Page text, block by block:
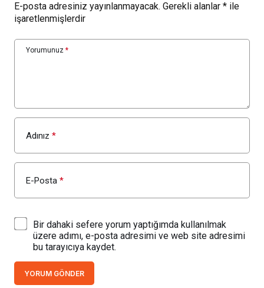
E-posta adresiniz yayınlanmayacak. Gerekli alanlar * ile
işaretlenmişlerdir
Yorumunuz *
Adınız *
E-Posta *
Bir dahaki sefere yorum yaptığımda kullanılmak
üzere adımı, e-posta adresimi ve web site adresimi
bu tarayıcıya kaydet.
YORUM GÖNDER